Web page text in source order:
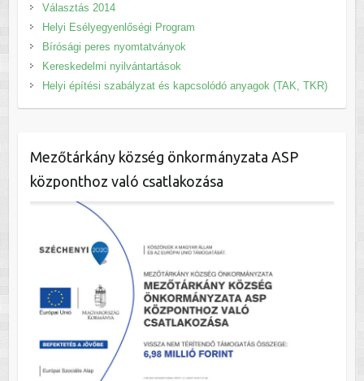
Választás 2014
Helyi Esélyegyenlőségi Program
Bírósági peres nyomtatványok
Kereskedelmi nyilvántartások
Helyi építési szabályzat és kapcsolódó anyagok (TAK, TKR)
Mezőtárkány község önkormányzata ASP
központhoz való csatlakozása